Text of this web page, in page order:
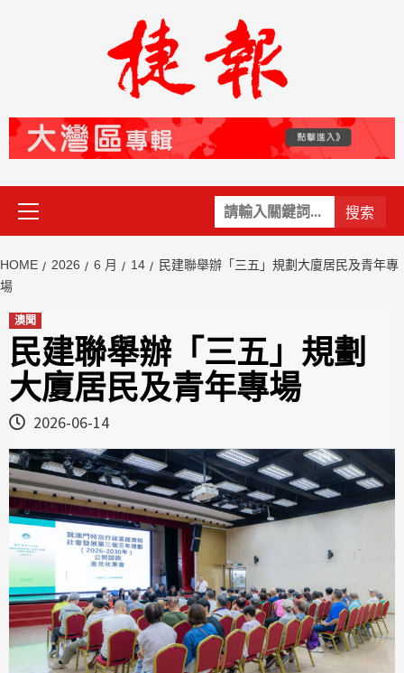
關
鍵
Primary
Menu
HOME 2026 6 月 14
民建聯舉辦「三五」規劃大廈居民及青年專
場
澳聞
民建聯舉辦「三五」規劃
大廈居民及青年專場
2026-06-14